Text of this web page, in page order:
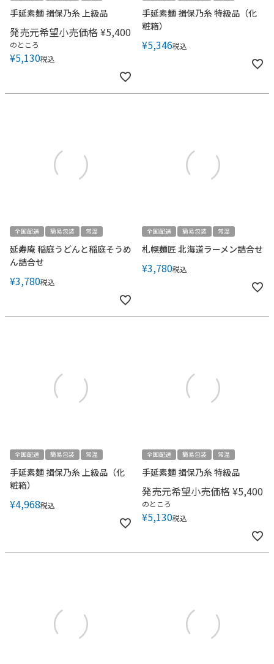
手延素麺 揖保乃糸 上級品
発売元希望小売価格¥5,400
のところ
¥5,130税込
手延素麺 揖保乃糸 特級品（化
粧箱）
¥5,346税込
全国配送 簡易包装 常温
延寿庵 稲庭うどんと稲庭そうめ
ん詰合せ
¥3,780税込
全国配送 簡易包装 常温
札幌麺匠 北海道ラーメン詰合せ
¥3,780税込
全国配送 簡易包装 常温
手延素麺 揖保乃糸 上級品（化
粧箱）
¥4,968税込
全国配送 簡易包装 常温
手延素麺 揖保乃糸 特級品
発売元希望小売価格¥5,400
のところ
¥5,130税込